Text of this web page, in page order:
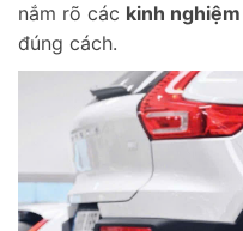
nắm rõ các kinh
đúng cách.